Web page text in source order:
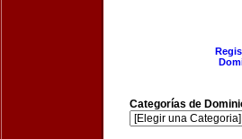
Categorías de